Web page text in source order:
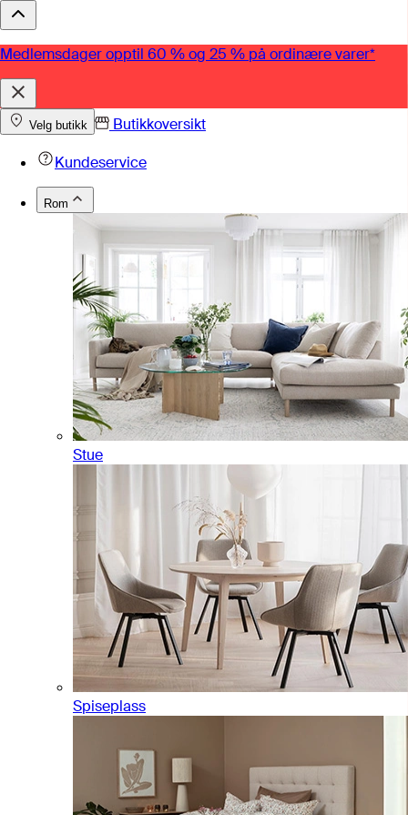
Medlemsdager opptil 60 % og 25 % på ordinære varer*
Velg butikk
Butikkoversikt
Kundeservice
Rom
Stue
Spiseplass